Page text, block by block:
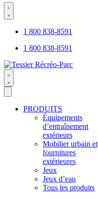
Search
1 800 838-8591
1 800 838-8591
Search
open
PRODUITS
Équipements
d’entraînement
extérieurs
Mobilier urbain et
fournitures
extérieures
Jeux
Jeux d’eau
Tous les produits